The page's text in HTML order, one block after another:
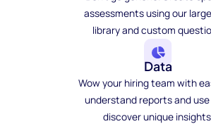
assessments using our
library and custom
Data
Wow your hiring team with
understand reports and use
discover unique